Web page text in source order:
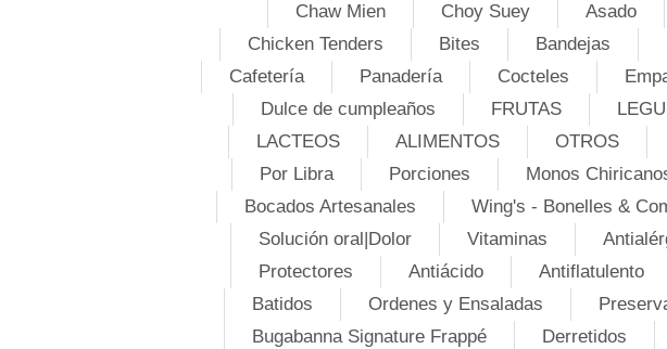
Chaw Mien
Choy Suey Asado
Chicken Tenders
Bites Bandejas
Cafetería
Panadería Cocteles
Dulce de cumpleaños
FRUTAS
LACTEOS
ALIMENTOS OTROS
Por Libra
Porciones Monos
Bocados Artesanales
Wing's - Bonelles &
Solución oral|Dolor
Vitaminas
Protectores
Antiácido Antiflatulento
Batidos
Ordenes y Ensaladas
Bugabanna Signature Frappé
Derretidos